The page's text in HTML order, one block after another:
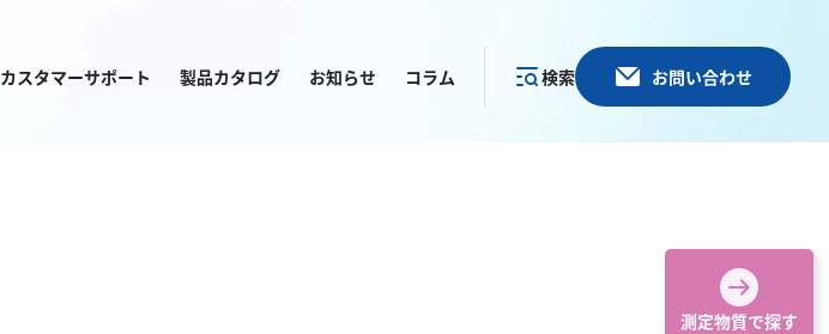
検索 お問い合わせ
カスタマーサポート 製品カタログ お知らせ コラム
測定物質で探す